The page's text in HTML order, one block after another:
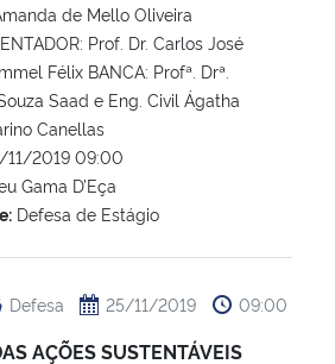
de Mello Oliveira
Prof. Dr. Carlos José
Félix BANCA: Profª. Drª.
Saad e Eng. Civil Ágatha
Canellas
11/2019 09:00
Gama D’Eça
Defesa de Estágio
Defesa 25/11/2019 09:00
AÇÕES SUSTENTÁVEIS